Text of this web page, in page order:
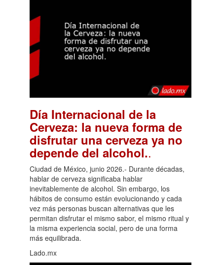
Día Internacional de la
Cerveza: la nueva forma de
disfrutar una cerveza ya no
depende del alcohol..
Ciudad de México, junio 2026.- Durante décadas,
hablar de cerveza significaba hablar
inevitablemente de alcohol. Sin embargo, los
hábitos de consumo están evolucionando y cada
vez más personas buscan alternativas que les
permitan disfrutar el mismo sabor, el mismo ritual y
la misma experiencia social, pero de una forma
más equilibrada.
Lado.mx